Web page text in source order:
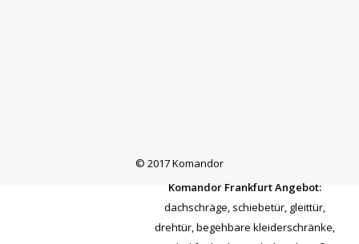
© 2017 Komandor
Komandor Frankfurt Angebot:
dachschräge, schiebetür, gleittür,
drehtür,begehbare kleiderschränke,